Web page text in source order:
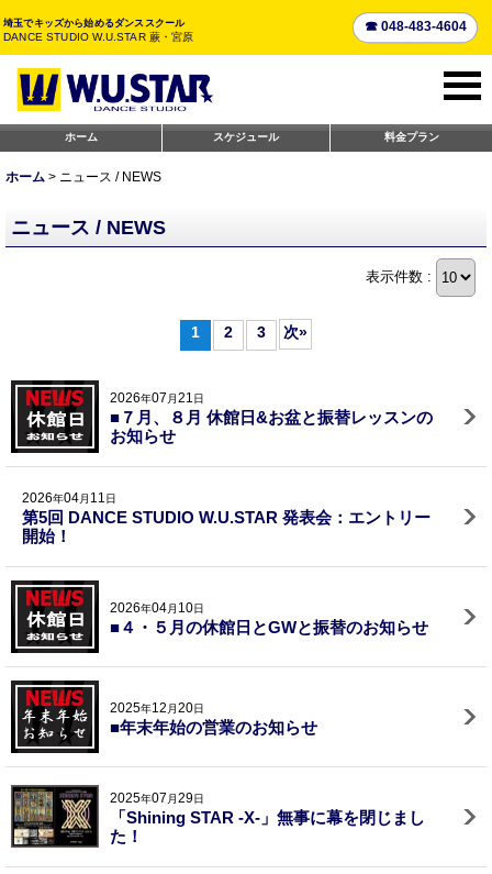
埼玉でキッズから始めるダンススクール
DANCE STUDIO W.U.STAR 蕨・宮原
☎ 048-483-4604
ホーム スケジュール 料金プラン
ホーム > ニュース / NEWS
ニュース / NEWS
表示件数 :
1 2 3 次»
2026年07月 21 日
■７月、８月 休館日&お盆と振替レッスンの
お知らせ
2026年04月 11 日
第5回 DANCE STUDIO W.U.STAR 発表会：エントリー
開始！
2026年04月 10日
■４・５月の休館日とGWと振替のお知らせ
2025年12月 20日
■年末年始の営業のお知らせ
2025年07月 29日
「Shining STAR -X-」無事に幕を閉じまし
た！